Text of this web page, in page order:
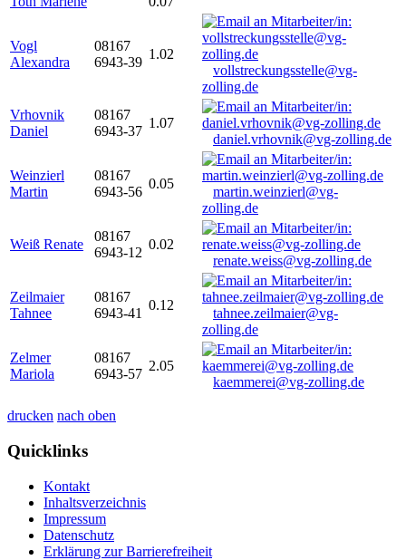
Vogl
Alexandra
08167
6943-39
1.02
vollstreckungsstelle@vg-
zolling.de
Vrhovnik
Daniel
08167
6943-37
1.07
daniel.vrhovnik@vg-zolling.de
Weinzierl
Martin
08167
6943-56
0.05
martin.weinzierl@vg-
zolling.de
Weiß Renate
08167
6943-12
0.02
renate.weiss@vg-zolling.de
Zeilmaier
Tahnee
08167
6943-41
0.12
tahnee.zeilmaier@vg-
zolling.de
Zelmer
Mariola
08167
6943-57
2.05
kaemmerei@vg-zolling.de
drucken nach oben
Quicklinks
Kontakt
Inhaltsverzeichnis
Impressum
Datenschutz
Erklärung zur Barrierefreiheit